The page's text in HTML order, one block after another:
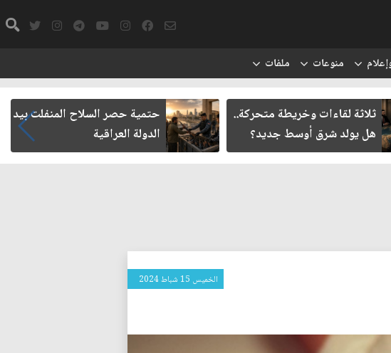
منوعات ملفات
ثلاثة لقاءات وخريطة متحركة..
هل يولد شرق أوسط جديد؟
حتمية حصر السلاح المنفلت بيد
الدولة العراقية
الخميس 15 شباط 2024